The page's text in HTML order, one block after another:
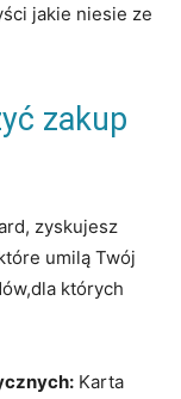
jakie niesie ze
‌zakup⁢
zyskujesz​
umilą Twój
których⁣
Karta‌